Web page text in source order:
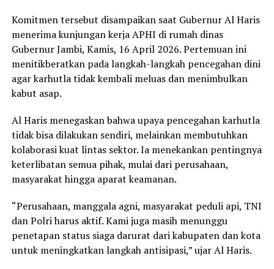
Komitmen tersebut disampaikan saat Gubernur Al Haris
menerima kunjungan kerja APHI di rumah dinas
Gubernur Jambi, Kamis, 16 April 2026. Pertemuan ini
menitikberatkan pada langkah-langkah pencegahan dini
agar karhutla tidak kembali meluas dan menimbulkan
kabut asap.
Al Haris menegaskan bahwa upaya pencegahan karhutla
tidak bisa dilakukan sendiri, melainkan membutuhkan
kolaborasi kuat lintas sektor. Ia menekankan pentingnya
keterlibatan semua pihak, mulai dari perusahaan,
masyarakat hingga aparat keamanan.
“Perusahaan, manggala agni, masyarakat peduli api, TNI
dan Polri harus aktif. Kami juga masih menunggu
penetapan status siaga darurat dari kabupaten dan kota
untuk meningkatkan langkah antisipasi,” ujar Al Haris.